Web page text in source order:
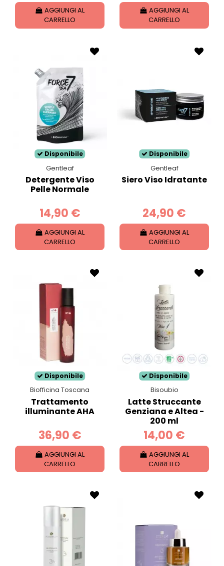
AGGIUNGI AL
CARRELLO
AGGIUNGI AL
CARRELLO
Disponibile
Gentleaf
Detergente Viso
Pelle Normale
14,90 €
AGGIUNGI AL
CARRELLO
Disponibile
Gentleaf
Siero Viso Idratante
24,90 €
AGGIUNGI AL
CARRELLO
Disponibile
Biofficina Toscana
Trattamento
illuminante AHA
36,90 €
AGGIUNGI AL
CARRELLO
Disponibile
Bisoubio
Latte Struccante
Genziana e Altea -
200 ml
14,00 €
AGGIUNGI AL
CARRELLO